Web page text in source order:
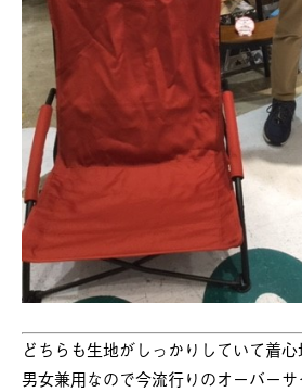
どちらも生地がしっかりしていて着心
男女兼用なので今流行りのオーバー